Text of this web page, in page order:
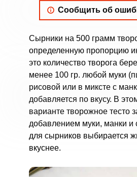
Сообщить об
Сырники на 500 грамм
определенную пропорцию
это количество творога
менее 100 гр. любой муки
рисовой или в миксте с
добавляется по вкусу. В
варианте творожное тесто
добавлением муки, манки и
для сырников выбирается
вкуснее.